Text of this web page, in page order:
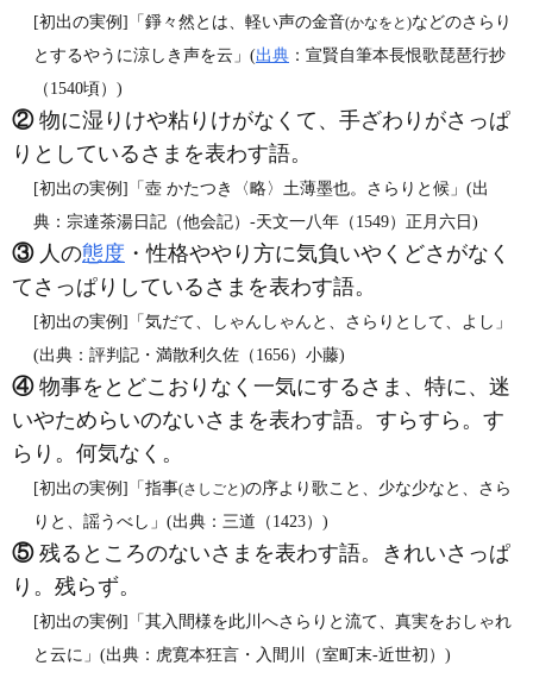
[初出の実例]「錚々然とは、軽い声の金音(かなをと)などのさらり
とするやうに涼しき声を云」(出典 ：宣賢自筆本長恨歌琵琶行抄
（1540頃）)
②物に湿りけや粘りけがなくて、手ざわりがさっぱ
りとしているさまを表わす語。
[初出の実例]「壺 かたつき〈略〉土薄墨也。さらりと候」(出
典：宗達茶湯日記（他会記）‐天文一八年（1549）正月六日)
③人の態度 ・性格ややり方に気負いやくどさがなく
てさっぱりしているさまを表わす語。
[初出の実例]「気だて、しゃんしゃんと、さらりとして、よし」
(出典：評判記・満散利久佐（1656）小藤)
④物事をとどこおりなく一気にするさま、特に、迷
いやためらいのないさまを表わす語。すらすら。す
らり。何気なく。
[初出の実例]「指事(さしごと)の序より歌こと、少な少なと、さら
りと、謡うべし」(出典：三道（1423）)
⑤残るところのないさまを表わす語。きれいさっぱ
り。残らず。
[初出の実例]「其入間様を此川へさらりと流て、真実をおしゃれ
と云に」(出典：虎寛本狂言・入間川（室町末‐近世初）)